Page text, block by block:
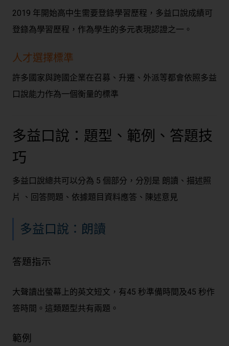
2019 年開始高中生需要登錄學習歷程，多益口說成績可
登錄為學習歷程，作為學生的多元表現認證之一。
人才選擇標準
許多國家與跨國企業在召募、升遷、外派等都會依照多益
口說能力作為一個衡量的標準
多益口說：題型、範例、答題技
巧
多益口說總共可以分為 5 個部分，分別是 朗讀、描述照
片 、回答問題、依據題目資料應答、陳述意見
多益口說：朗讀
答題指示
大聲讀出螢幕上的英文短文，有45 秒準備時間及45 秒作
答時間。這類題型共有兩題。
範例